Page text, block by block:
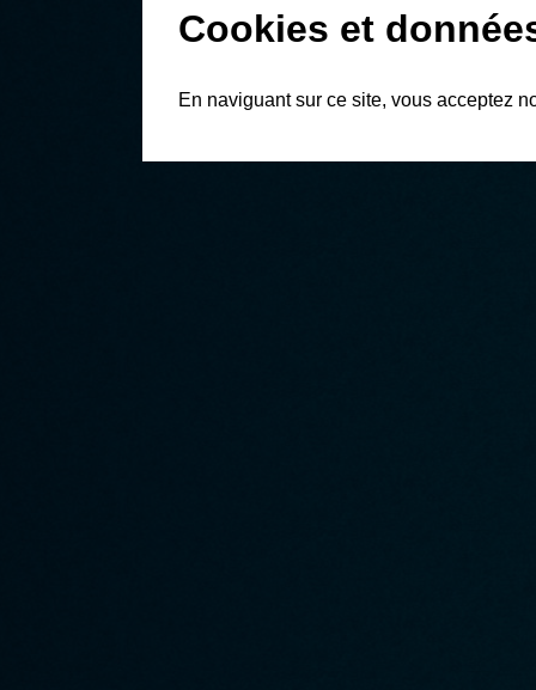
Cookies et
En naviguant sur ce site, vous acceptez